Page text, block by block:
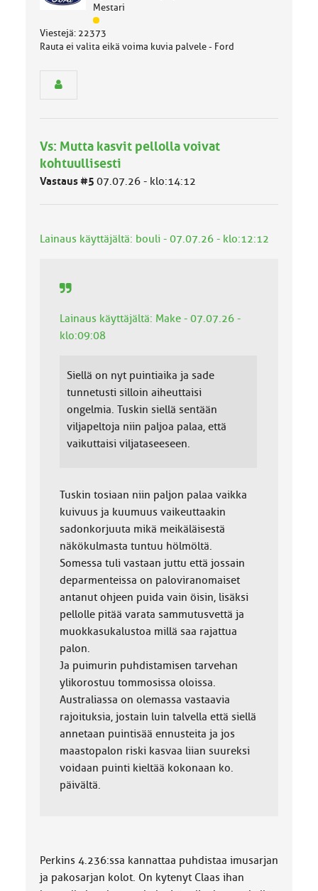
Mestari
J
ä
s
ä
l
o
:
Viestejä: 22373
Rauta ei valita eikä voima kuvia palvele - Ford
Vs: Mutta kasvit pellolla voivat
kohtuullisesti
Vastaus #5 07.07.26 - klo:14:12
Lainaus käyttäjältä: bouli - 07.07.26 - klo:12:12
Lainaus käyttäjältä: Make - 07.07.26 -
klo:09:08
Siellä on nyt puintiaika ja sade
tunnetusti silloin aiheuttaisi
ongelmia. Tuskin siellä sentään
viljapeltoja niin paljoa palaa, että
vaikuttaisi viljataseeseen.
Tuskin tosiaan niin paljon palaa vaikka
kuivuus ja kuumuus vaikeuttaakin
sadonkorjuuta mikä meikäläisestä
näkökulmasta tuntuu hölmöltä.
Somessa tuli vastaan juttu että jossain
deparmenteissa on paloviranomaiset
antanut ohjeen puida vain öisin, lisäksi
pellolle pitää varata sammutusvettä ja
muokkasukalustoa millä saa rajattua
palon.
Ja puimurin puhdistamisen tarvehan
ylikorostuu tommosissa oloissa.
Australiassa on olemassa vastaavia
rajoituksia, jostain luin talvella että siellä
annetaan puintisää ennusteita ja jos
maastopalon riski kasvaa liian suureksi
voidaan puinti kieltää kokonaan ko.
päivältä.
Perkins 4.236:ssa kannattaa puhdistaa imusarjan
ja pakosarjan kolot. On kytenyt Claas ihan